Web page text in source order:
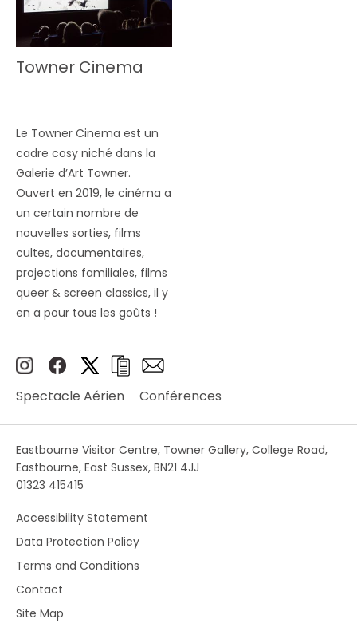
Towner Cinema
Le Towner Cinema est un
cadre cosy niché dans la
Galerie d’Art Towner.
Ouvert en 2019, le cinéma a
un certain nombre de
nouvelles sorties, films
cultes, documentaires,
projections familiales, films
queer & screen classics, il y
en a pour tous les goûts !
Spectacle Aérien Conférences
Eastbourne Visitor Centre, Towner Gallery, College Road,
Eastbourne, East Sussex, BN21 4JJ
01323 415415
Accessibility Statement
Data Protection Policy
Terms and Conditions
Contact
Site Map